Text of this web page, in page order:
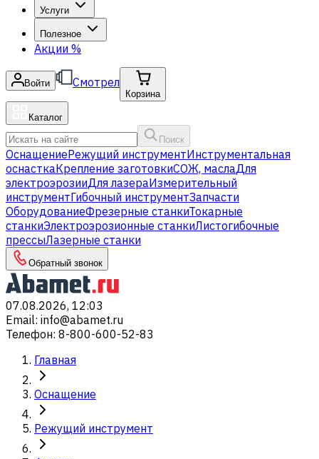
Услуги
Полезное
Акции %
Войти Смотрел
Корзина
Каталог
Поиск
ОснащениеРежущий инструментИнструментальная
оснасткаКрепление заготовкиСОЖ, маслаДля
электроэрозииДля лазераИзмерительный
инструментГибочный инструментЗапчасти
ОборудованиеФрезерные станкиТокарные
станкиЭлектроэрозионные станкиЛистогибочные
прессыЛазерные станки
Обратный звонок
07.08.2026, 12:03
Email: info@abamet.ru
Телефон: 8-800-600-52-83
Главная
Оснащение
Режущий инструмент